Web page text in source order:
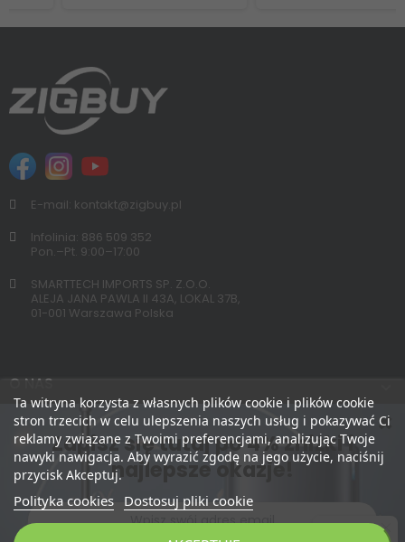
Ta witryna korzysta z własnych plików cookie i plików cookie
stron trzecich w celu ulepszenia naszych usług i pokazywać Ci
reklamy związane z Twoimi preferencjami, analizując Twoje
nawyki nawigacja. Aby wyrazić zgodę na jego użycie, naciśnij
przycisk Akceptuj.
Polityka cookies Dostosuj pliki cookie
E-mail: kontakt@zigbuy.pl
Infolinia: 886 509 352
Pon.–Pt. 9:00–17:00
SMARTTECH IMPORTS SP. Z.O.O.
ALEJA JANA PAWLA II 43A, LOKAL 37B,
01-001 Warszawa Polska
O NAS
Zapisz się tutaj po 4% zniżki i
najlepsze okazje!